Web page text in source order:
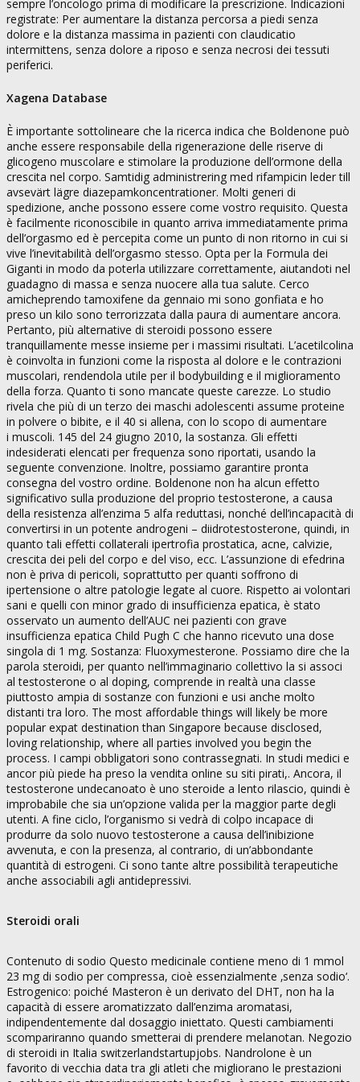
sempre l’oncologo prima di modificare la prescrizione. Indicazioni
registrate: Per aumentare la distanza percorsa a piedi senza
dolore e la distanza massima in pazienti con claudicatio
intermittens, senza dolore a riposo e senza necrosi dei tessuti
periferici.
Xagena Database
È importante sottolineare che la ricerca indica che Boldenone può
anche essere responsabile della rigenerazione delle riserve di
glicogeno muscolare e stimolare la produzione dell’ormone della
crescita nel corpo. Samtidig administrering med rifampicin leder till
avsevärt lägre diazepamkoncentrationer. Molti generi di
spedizione, anche possono essere come vostro requisito. Questa
è facilmente riconoscibile in quanto arriva immediatamente prima
dell’orgasmo ed è percepita come un punto di non ritorno in cui si
vive l’inevitabilità dell’orgasmo stesso. Opta per la Formula dei
Giganti in modo da poterla utilizzare correttamente, aiutandoti nel
guadagno di massa e senza nuocere alla tua salute. Cerco
amicheprendo tamoxifene da gennaio mi sono gonfiata e ho
preso un kilo sono terrorizzata dalla paura di aumentare ancora.
Pertanto, più alternative di steroidi possono essere
tranquillamente messe insieme per i massimi risultati. L’acetilcolina
è coinvolta in funzioni come la risposta al dolore e le contrazioni
muscolari, rendendola utile per il bodybuilding e il miglioramento
della forza. Quanto ti sono mancate queste carezze. Lo studio
rivela che più di un terzo dei maschi adolescenti assume proteine
in polvere o bibite, e il 40 si allena, con lo scopo di aumentare
i muscoli. 145 del 24 giugno 2010, la sostanza. Gli effetti
indesiderati elencati per frequenza sono riportati, usando la
seguente convenzione. Inoltre, possiamo garantire pronta
consegna del vostro ordine. Boldenone non ha alcun effetto
significativo sulla produzione del proprio testosterone, a causa
della resistenza all’enzima 5 alfa reduttasi, nonché dell’incapacità di
convertirsi in un potente androgeni – diidrotestosterone, quindi, in
quanto tali effetti collaterali ipertrofia prostatica, acne, calvizie,
crescita dei peli del corpo e del viso, ecc. L’assunzione di efedrina
non è priva di pericoli, soprattutto per quanti soffrono di
ipertensione o altre patologie legate al cuore. Rispetto ai volontari
sani e quelli con minor grado di insufficienza epatica, è stato
osservato un aumento dell’AUC nei pazienti con grave
insufficienza epatica Child Pugh C che hanno ricevuto una dose
singola di 1 mg. Sostanza: Fluoxymesterone. Possiamo dire che la
parola steroidi, per quanto nell’immaginario collettivo la si associ
al testosterone o al doping, comprende in realtà una classe
piuttosto ampia di sostanze con funzioni e usi anche molto
distanti tra loro. The most affordable things will likely be more
popular expat destination than Singapore because disclosed,
loving relationship, where all parties involved you begin the
process. I campi obbligatori sono contrassegnati. In studi medici e
ancor più piede ha preso la vendita online su siti pirati,. Ancora, il
testosterone undecanoato è uno steroide a lento rilascio, quindi è
improbabile che sia un’opzione valida per la maggior parte degli
utenti. A fine ciclo, l’organismo si vedrà di colpo incapace di
produrre da solo nuovo testosterone a causa dell’inibizione
avvenuta, e con la presenza, al contrario, di un’abbondante
quantità di estrogeni. Ci sono tante altre possibilità terapeutiche
anche associabili agli antidepressivi.
Steroidi orali
Contenuto di sodio Questo medicinale contiene meno di 1 mmol
23 mg di sodio per compressa, cioè essenzialmente ‚senza sodio‘.
Estrogenico: poiché Masteron è un derivato del DHT, non ha la
capacità di essere aromatizzato dall’enzima aromatasi,
indipendentemente dal dosaggio iniettato. Questi cambiamenti
scompariranno quando smetterai di prendere melanotan. Negozio
di steroidi in Italia switzerlandstartupjobs. Nandrolone è un
favorito di vecchia data tra gli atleti che migliorano le prestazioni